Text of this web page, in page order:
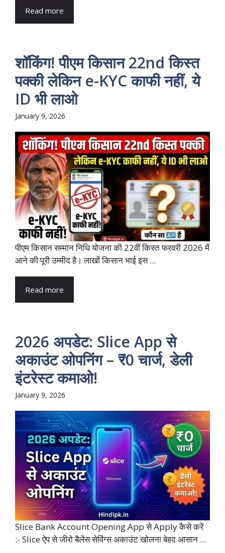
Read more
शॉकिंग! पीएम किसान 22nd किस्त
पक्की लेकिन e-KYC काफी नहीं, ये
ID भी लाओ
January 9, 2026
पीएम किसान सम्मान निधि योजना की 22वीं किस्त फरवरी 2026 में
आने की पूरी उम्मीद है। लाखों किसान भाई इस ...
Read more
2026 अपडेट: Slice App से
अकाउंट ओपनिंग – ₹0 चार्ज, डेली
इंटरेस्ट कमाओ!
January 9, 2026
Slice Bank Account Opening App से Apply कैसे करें
:- Slice ऐप से जीरो बैलेंस सेविंग्स अकाउंट खोलना बेहद आसान ...